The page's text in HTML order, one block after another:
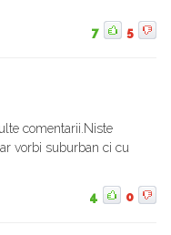
7 5
comentarii.Niste
vorbi suburban ci cu
4 0